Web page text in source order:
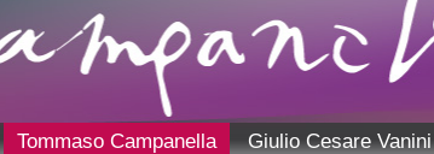
Tommaso Campanella Giulio Cesare Vanini